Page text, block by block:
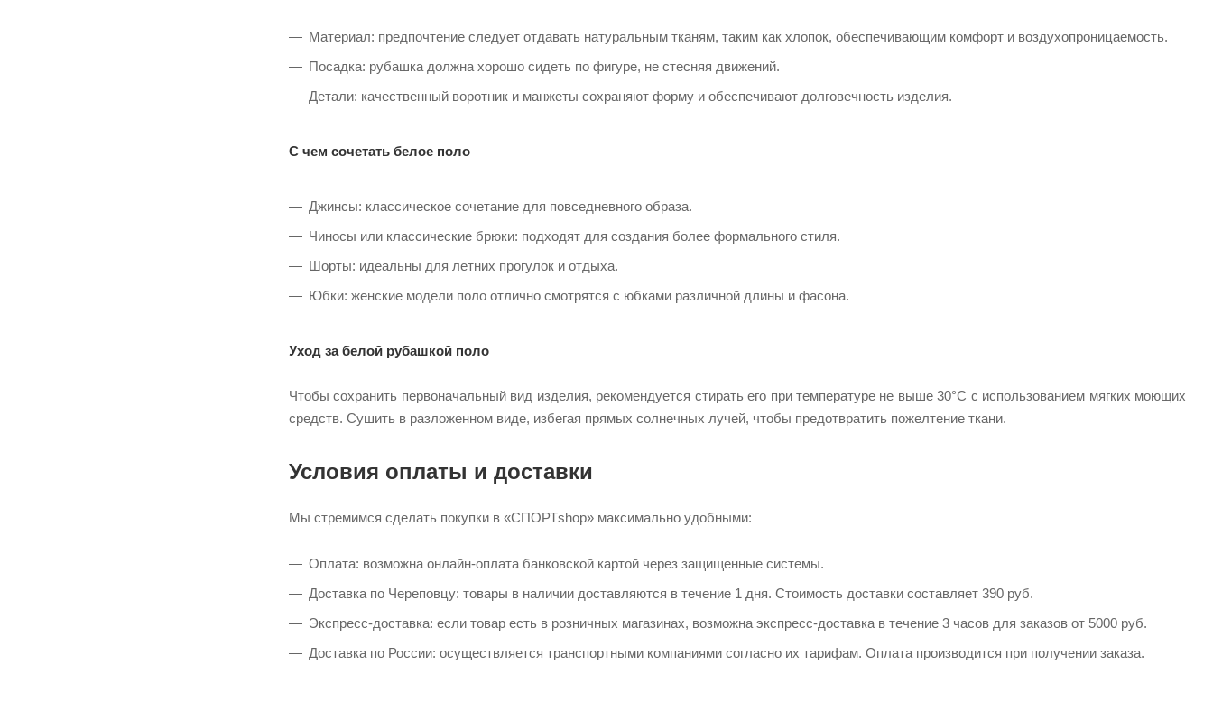
Материал: предпочтение следует отдавать натуральным тканям, таким как хлопок, обеспечивающим комфорт и воздухопроницаемость.​
Посадка: рубашка должна хорошо сидеть по фигуре, не стесняя движений.​
Детали: качественный воротник и манжеты сохраняют форму и обеспечивают долговечность изделия.​
С чем сочетать белое поло
Джинсы: классическое сочетание для повседневного образа.​
Чиносы или классические брюки: подходят для создания более формального стиля.​
Шорты: идеальны для летних прогулок и отдыха.​
Юбки: женские модели поло отлично смотрятся с юбками различной длины и фасона.​
Уход за белой рубашкой поло
Чтобы сохранить первоначальный вид изделия, рекомендуется стирать его при температуре не выше 30°C с использованием мягких моющих
средств. Сушить в разложенном виде, избегая прямых солнечных лучей, чтобы предотвратить пожелтение ткани.​
Условия оплаты и доставки
Мы стремимся сделать покупки в «СПОРТshop» максимально удобными:​
Оплата: возможна онлайн-оплата банковской картой через защищенные системы.​
Доставка по Череповцу: товары в наличии доставляются в течение 1 дня. Стоимость доставки составляет 390 руб.​
Экспресс-доставка: если товар есть в розничных магазинах, возможна экспресс-доставка в течение 3 часов для заказов от 5000 руб.​
Доставка по России: осуществляется транспортными компаниями согласно их тарифам. Оплата производится при получении заказа.​